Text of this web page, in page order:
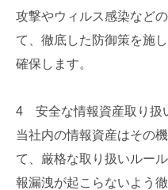
攻撃やウィルス感染など
て、徹底した防御策を施
確保します。
4 安全な情報資産取り扱
当社内の情報資産はその
て、厳格な取り扱いルー
報漏洩が起こらないよう